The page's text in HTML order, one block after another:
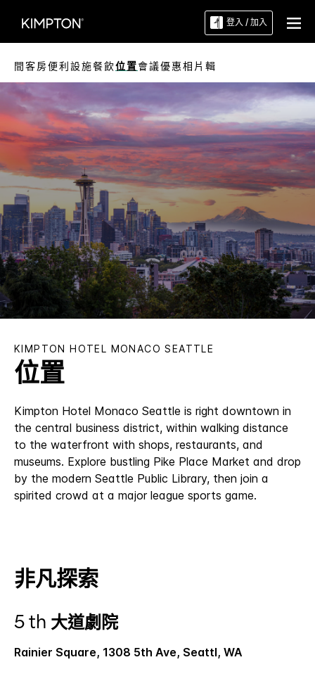
登入 / 加入
間客房便利設施餐飲位置會議優惠相片輯
KIMPTON HOTEL MONACO SEATTLE
位置
Kimpton Hotel Monaco Seattle is right downtown in
the central business district, within walking distance
to the waterfront with shops, restaurants, and
museums. Explore bustling Pike Place Market and drop
by the modern Seattle Public Library, then join a
spirited crowd at a major league sports game.
非凡探索
5 th 大道劇院
Rainier Square, 1308 5th Ave, Seattl, WA